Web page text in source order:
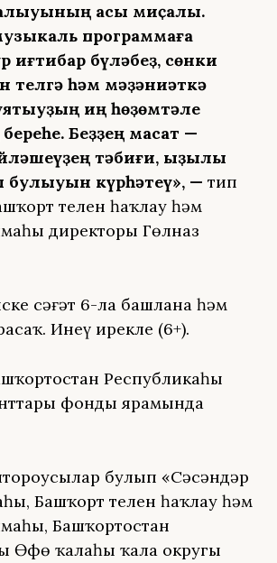
асыҡ миҫалы.
программаға
иғтибар бүләбеҙ, сөнки
телгә һәм мәҙәниәткә
иң һөҙөмтәле
Беҙҙең маҡсат —
тәбиғи, ҡыҙыҡлы
булыуын күрһәтеү», — тип
телен һаҡлау һәм
директоры Гөлназ
сәғәт 6-ла башлана һәм
Инеү ирекле (6+).
Республикаһы
фонды ярҙамында
булып «Сәсәндәр
Башҡорт телен һаҡлау һәм
Башҡортостан
Өфө ҡалаһы ҡала округы